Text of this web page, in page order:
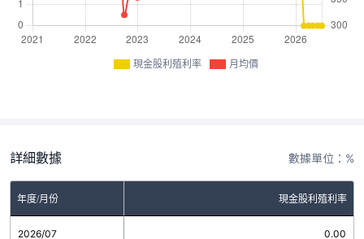
現金股利殖利率 月均價
詳細數據 數據單位：%
年度/月份 現金股利殖利率
2026/07 0.00